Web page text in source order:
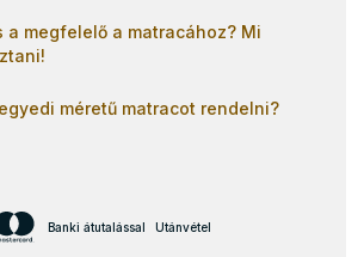
a megfelelő a matracához? Mi
méretű matracot rendelni?
Banki átutalással Utánvétel